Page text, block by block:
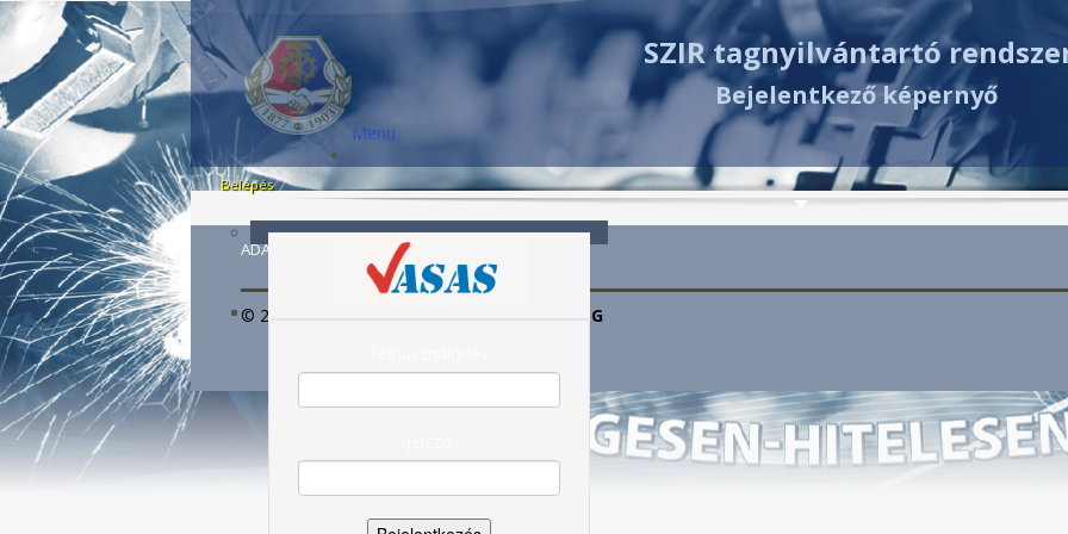
SZIR tagnyilvántartó
Bejelentkező képernyő
Menu
Belépés
ADATVÉDELEM
© 2022 VASAS SZAKSZERVEZETI SZÖVETSÉG